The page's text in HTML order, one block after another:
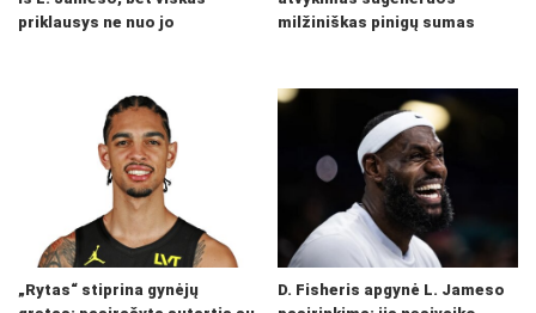
priklausys ne nuo jo
milžiniškas pinigų sumas
„Rytas“ stiprina gynėjų
D. Fisheris apgynė L. Jameso